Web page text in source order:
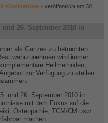
0 Kommentare » veröffentlicht am 30.
26. September 2010 in
als Ganzes zu betrachten
wahrzunehmen wird immer
Heilmethoden,
zur Verfügung zu stellen
und 26. September 2010 in
mit dem Fokus auf die
Osteopathie, TCM/CM usw.
machen.